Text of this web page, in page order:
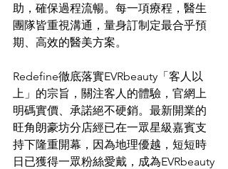
助，確保過程流暢。每一項療程，醫生
團隊皆重視溝通，量身訂制定最合乎預
期、高效的醫美方案。
Redefine徹底落實EVRbeauty「客人以
上」的宗旨，關注客人的體驗，官網上
明碼實價、承諾絕不硬銷。最新開業的
旺角朗豪坊分店經已在一眾星級嘉賓支
持下隆重開幕，因為地理優越，短短時
日已獲得一眾粉絲愛戴，成為EVRbeauty